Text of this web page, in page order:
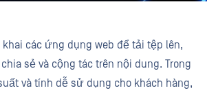
các ứng dụng web để tải tệp lên,
sẻ và cộng tác trên nội dung. Trong
và tính dễ sử dụng cho khách hàng,